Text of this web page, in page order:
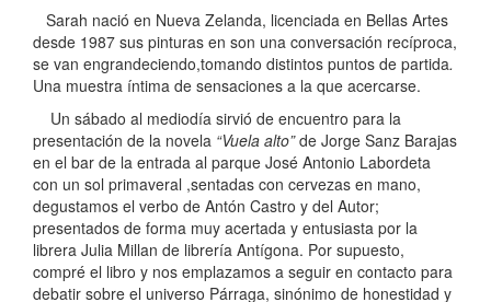
Sarah nació en Nueva Zelanda, licenciada en Bellas Artes
desde 1987 sus pinturas en son una conversación recíproca,
se van engrandeciendo,tomando distintos puntos de partida.
Una muestra íntima de sensaciones a la que acercarse.
Un sábado al mediodía sirvió de encuentro para la
presentación de la novela “Vuela alto”de Jorge Sanz Barajas
en el bar de la entrada al parque José Antonio Labordeta
con un sol primaveral ,sentadas con cervezas en mano,
degustamos el verbo de Antón Castro y del Autor;
presentados de forma muy acertada y entusiasta por la
librera Julia Millan de librería Antígona. Por supuesto,
compré el libro y nos emplazamos a seguir en contacto para
debatir sobre el universo Párraga, sinónimo de honestidad y